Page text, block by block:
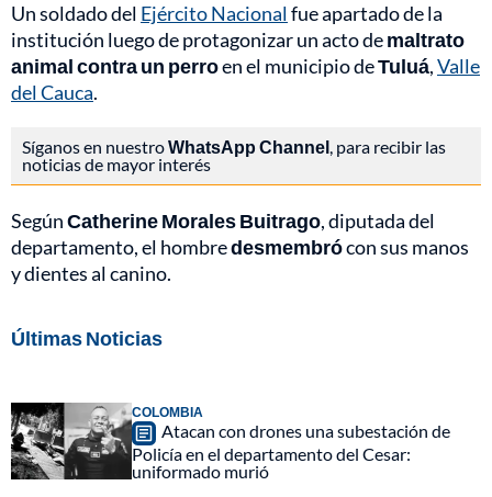
Un soldado del Ejército Nacionalfue apartado de la
institución luego de protagonizar un acto demaltrato
animal contra un perroen el municipio deTuluá,Valle
del Cauca.
Síganos en nuestroWhatsApp Channel, para recibir las
noticias de mayor interés
SegúnCatherine Morales Buitrago, diputada del
departamento, el hombredesmembrócon sus manos
y dientes al canino.
Últimas Noticias
COLOMBIA
Atacan con drones una subestación de
Policía en el departamento del Cesar:
uniformado murió